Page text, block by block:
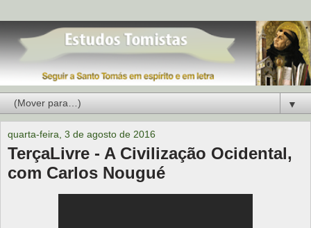
▼
quarta-feira, 3 de agosto de 2016
TerçaLivre - A Civilização Ocidental,
com Carlos Nougué